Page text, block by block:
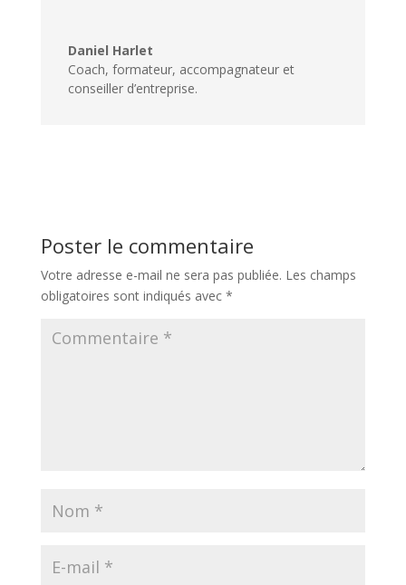
Daniel Harlet
Coach, formateur, accompagnateur et
conseiller d’entreprise.
Poster le commentaire
Votre adresse e-mail ne sera pas publiée. Les champs
obligatoires sont indiqués avec *